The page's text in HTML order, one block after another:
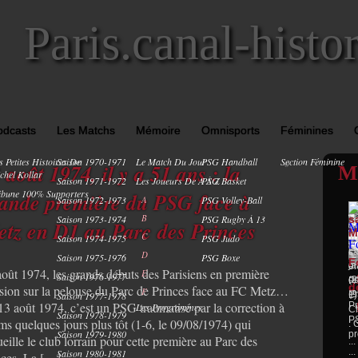
Paris.canal-
Petites Histoires De
Kollar
100% Supporters
Les Matchs
Saison 1970-1971
Saison 1971-1972
Saison 1972-1973
Saison 1973-1974
Saison 1974-1975
Saison 1975-1976
Saison 1976-1977
Saison 1977-1978
Saison 1978-1979
Saison 1979-1980
Saison 1980-1981
Mémoire
Le Match Du Jour
Les Joueurs De A À Z
A
B
C
D
E
F
Les Programmes
Omnisports
PSG Handball
PSG Basket
PSG Volley-Ball
PSG Rugby À 13
PSG Judo
PSG Boxe
Féminines
Section Féminine
0
août 1974, il y a 51 ans : la
première du PSG face à
en D1 au Parc des Princes
1974, les grands débuts des Parisiens en première
sur la pelouse du Parc de Princes face au FC Metz…
août 1974, c’est un PSG traumatisé par la correction à
quelques jours plus tôt (1-6, le 09/08/1974) qui
le club lorrain pour cette première au Parc des
...
:
...